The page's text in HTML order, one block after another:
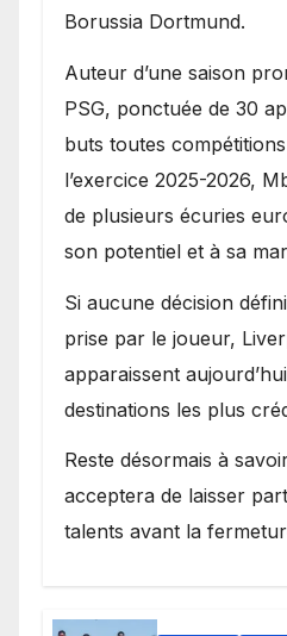
Borussia Dortmund.
Auteur d’une saison
PSG, ponctuée de 30
buts toutes
l’exercice 2025-2026,
de plusieurs écuries
son potentiel et à sa
Si aucune décision
prise par le joueur,
apparaissent
destinations les plus
Reste désormais à
acceptera de laisser
talents avant la